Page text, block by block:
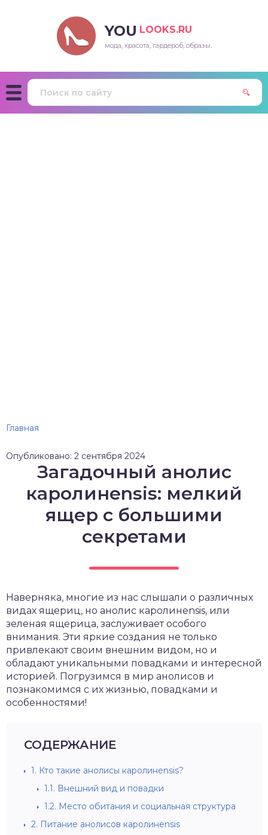
YOU LOOKS.RU
мода, красота, гардероб, образы.
Главная
Опубликовано: 2 сентября 2024
Загадочный анолис
каролинensis: мелкий
ящер с большими
секретами
Наверняка, многие из нас слышали о различных
видах ящериц, но анолис каролинensis, или
зеленая ящерица, заслуживает особого
внимания. Эти яркие создания не только
привлекают своим внешним видом, но и
обладают уникальными повадками и интересной
историей. Погрузимся в мир анолисов и
познакомимся с их жизнью, повадками и
особенностями!
СОДЕРЖАНИЕ
1. Кто такие анолисы каролинensis?
1.1. Внешний вид и повадки
1.2. Место обитания и социальная структура
2. Питание анолисов каролинensis